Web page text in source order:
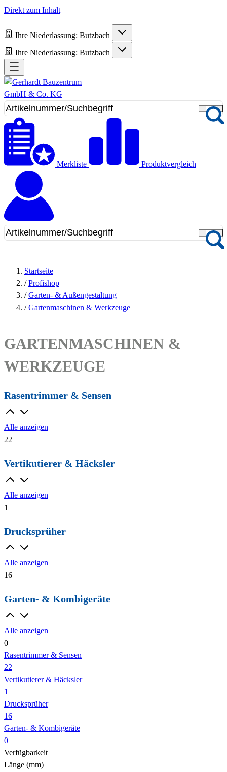
Direkt zum Inhalt
Ihre Niederlassung: Butzbach
Ihre Niederlassung: Butzbach
Merkliste Produktvergleich
Startseite
/ Profishop
/ Garten- & Außengestaltung
/ Gartenmaschinen & Werkzeuge
GARTENMASCHINEN &
WERKZEUGE
Rasentrimmer & Sensen
Alle anzeigen
22
Vertikutierer & Häcksler
Alle anzeigen
1
Drucksprüher
Alle anzeigen
16
Garten- & Kombigeräte
Alle anzeigen
0
Rasentrimmer & Sensen
22
Vertikutierer & Häcksler
1
Drucksprüher
16
Garten- & Kombigeräte
0
Verfügbarkeit
Länge (mm)